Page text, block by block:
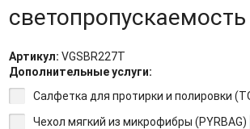
светопропускаемость
Артикул: VGSBR227T
Дополнительные услуги:
Салфетка для протирки и полировки
Чехол мягкий из микрофибры (PYRBAG)